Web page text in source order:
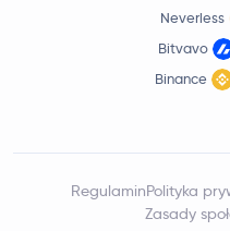
Neverless
Bitvavo
Binance
RegulaminPolityka
Zasady